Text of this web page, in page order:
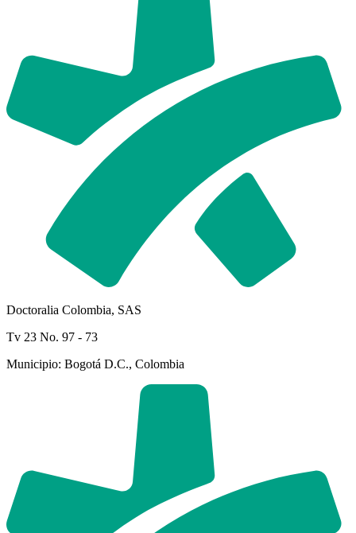
Doctoralia Colombia, SAS
Tv 23 No. 97 - 73
Municipio: Bogotá D.C., Colombia